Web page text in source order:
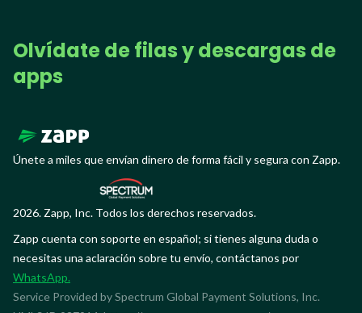
Olvídate de filas y descargas de
apps
Únete a miles que envían dinero de forma fácil y segura con Zapp.
2026. Zapp, Inc. Todos los derechos reservados.
Zapp cuenta con soporte en español; si tienes alguna duda o
necesitas una aclaración sobre tu envío, contáctanos por
WhatsApp.
Service Provided by Spectrum Global Payment Solutions, Inc.